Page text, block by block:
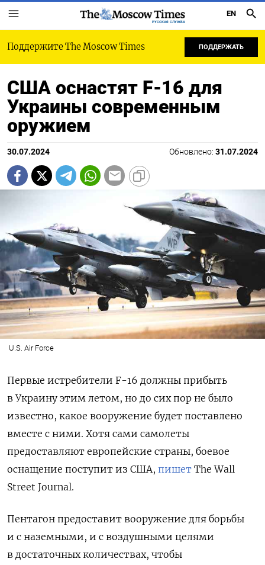
РУССКАЯ СЛУЖБА
EN
Поддержите The Moscow Times ПОДДЕРЖАТЬ
США оснастят F-16 для
Украины современным
оружием
30.07.2024 Обновлено: 31.07.2024
U.S. Air Force
Первые истребители F-16 должны прибыть
в Украину этим летом, но до сих пор не было
известно, какое вооружение будет поставлено
вместе с ними. Хотя сами самолеты
предоставляют европейские страны, боевое
оснащение поступит из США, пишет The Wall
Street Journal.
Пентагон предоставит вооружение для борьбы
и с наземными, и с воздушными целями
в достаточных количествах, чтобы